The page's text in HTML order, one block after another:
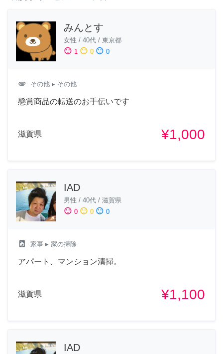
みんとす
女性 / 40代 / 東京都
sentiment_satisfied 1 sentiment_neutral 0 sentiment_dissatisfied 0
attachment その他 ▸ その他
懸賞商品の転送のお手伝いです
滋賀県 ¥1,000
IAD
男性 / 40代 / 滋賀県
sentiment_satisfied 0 sentiment_neutral 0 sentiment_dissatisfied 0
local_laundry_service 家事 ▸ 家の掃除
アパート、マンション清掃。
滋賀県 ¥1,100
IAD